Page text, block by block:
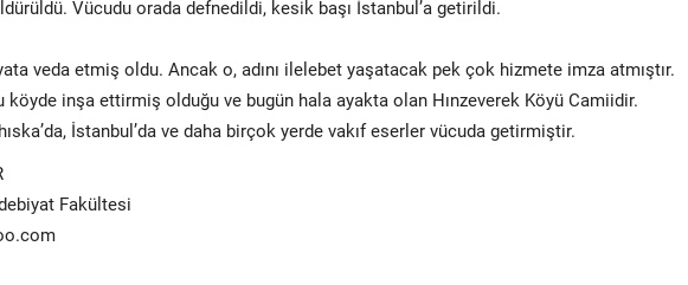
Vücudu orada defnedildi, kesik başı İstanbul’a getirildi.
veda etmiş oldu. Ancak o, adını ilelebet yaşatacak pek çok hizmete imza atmıştır.
köyde inşa ettirmiş olduğu ve bugün hala ayakta olan Hınzeverek Köyü Camiidir.
İstanbul’da ve daha birçok yerde vakıf eserler vücuda getirmiştir.
Fakültesi